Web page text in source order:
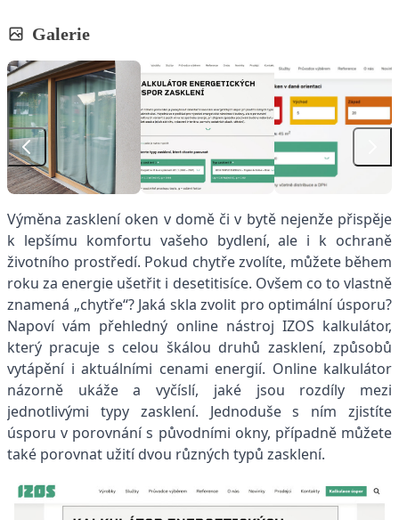
Galerie
Výměna zasklení oken v domě či v bytě nejenže přispěje
k lepšímu komfortu vašeho bydlení, ale i k ochraně
životního prostředí. Pokud chytře zvolíte, můžete během
roku za energie ušetřit i desetitisíce. Ovšem co to vlastně
znamená „chytře“? Jaká skla zvolit pro optimální úsporu?
Napoví vám přehledný online nástroj IZOS kalkulátor,
který pracuje s celou škálou druhů zasklení, způsobů
vytápění i aktuálními cenami energií. Online kalkulátor
názorně ukáže a vyčíslí, jaké jsou rozdíly mezi
jednotlivými typy zasklení. Jednoduše s ním zjistíte
úsporu v porovnání s původními okny, případně můžete
také porovnat užití dvou různých typů zasklení.